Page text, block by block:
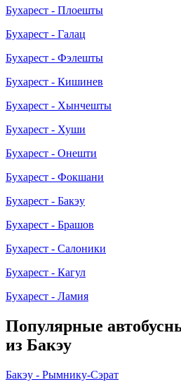
Бухарест - Плоешты
Бухарест - Галац
Бухарест - Фэлешты
Бухарест - Кишинев
Бухарест - Хынчешты
Бухарест - Хуши
Бухарест - Онешти
Бухарест - Фокшани
Бухарест - Бакэу
Бухарест - Брашов
Бухарест - Салоники
Бухарест - Кагул
Бухарест - Ламия
Популярные
из Бакэу
Бакэу - Рымнику-Сэрат